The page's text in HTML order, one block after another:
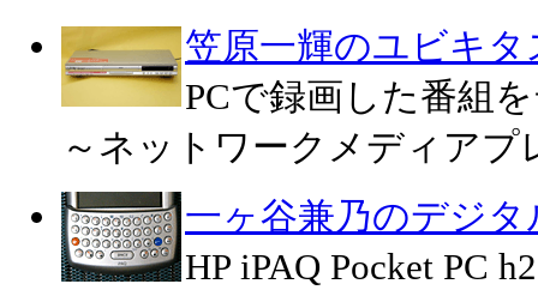
笠原一輝のユビキタ
PCで録画した番組
～ネットワークメディアプ
一ヶ谷兼乃のデジタ
HP iPAQ Pocket PC